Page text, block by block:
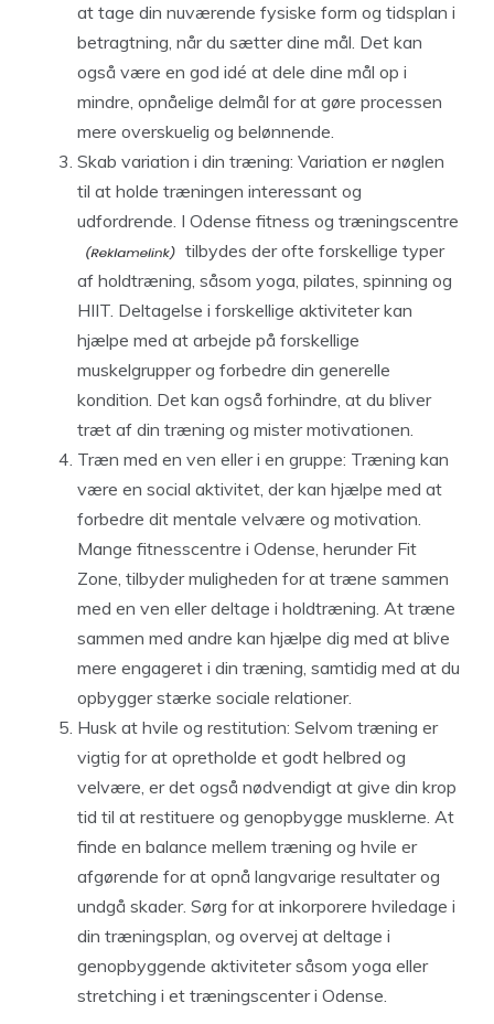
at tage din nuværende fysiske form og tidsplan i
betragtning, når du sætter dine mål. Det kan
også være en god idé at dele dine mål op i
mindre, opnåelige delmål for at gøre processen
mere overskuelig og belønnende.
Skab variation i din træning: Variation er nøglen
til at holde træningen interessant og
udfordrende. I Odense fitness og træningscentre
tilbydes der ofte forskellige typer
af holdtræning, såsom yoga, pilates, spinning og
HIIT. Deltagelse i forskellige aktiviteter kan
hjælpe med at arbejde på forskellige
muskelgrupper og forbedre din generelle
kondition. Det kan også forhindre, at du bliver
træt af din træning og mister motivationen.
Træn med en ven eller i en gruppe: Træning kan
være en social aktivitet, der kan hjælpe med at
forbedre dit mentale velvære og motivation.
Mange fitnesscentre i Odense, herunder Fit
Zone, tilbyder muligheden for at træne sammen
med en ven eller deltage i holdtræning. At træne
sammen med andre kan hjælpe dig med at blive
mere engageret i din træning, samtidig med at du
opbygger stærke sociale relationer.
Husk at hvile og restitution: Selvom træning er
vigtig for at opretholde et godt helbred og
velvære, er det også nødvendigt at give din krop
tid til at restituere og genopbygge musklerne. At
finde en balance mellem træning og hvile er
afgørende for at opnå langvarige resultater og
undgå skader. Sørg for at inkorporere hviledage i
din træningsplan, og overvej at deltage i
genopbyggende aktiviteter såsom yoga eller
stretching i et træningscenter i Odense.